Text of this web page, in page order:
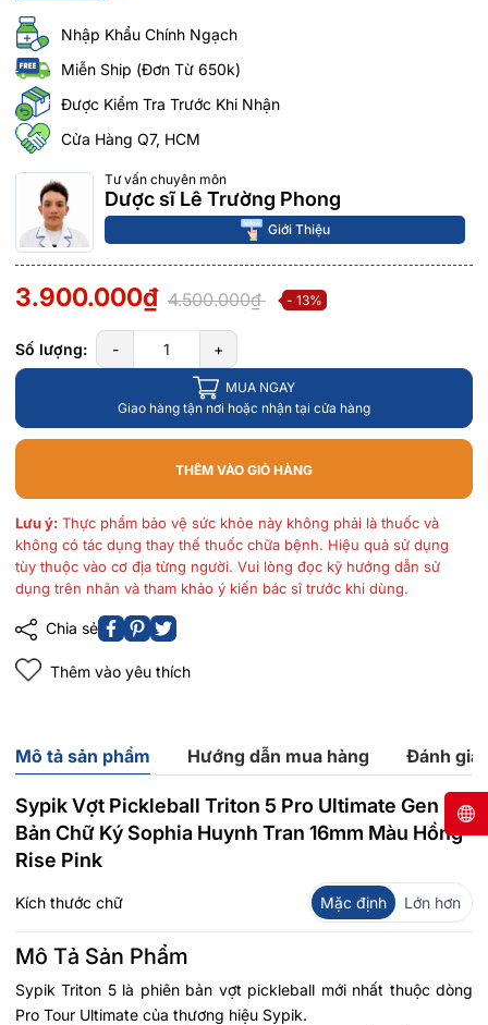
Nhập Khẩu Chính Ngạch
Miễn Ship (Đơn Từ 650k)
Được Kiểm Tra Trước Khi Nhận
Cửa Hàng Q7, HCM
Tư vấn chuyên môn
Dược sĩ Lê Trường Phong
Giới Thiệu
3.900.000₫ 4.500.000₫ - 13%
Số lượng: - +
MUA NGAY
Giao hàng tận nơi hoặc nhận tại cửa hàng
THÊM VÀO GIỎ HÀNG
Lưu ý: Thực phẩm bảo vệ sức khỏe này không phải là thuốc và
không có tác dụng thay thế thuốc chữa bệnh. Hiệu quả sử dụng
tùy thuộc vào cơ địa từng người. Vui lòng đọc kỹ hướng dẫn sử
dụng trên nhãn và tham khảo ý kiến bác sĩ trước khi dùng.
Chia sẻ
Thêm vào yêu thích
Mô tả sản phẩm Hướng dẫn mua hàng Đánh giá
Sypik Vợt Pickleball Triton 5 Pro Ultimate Gen 5
Bản Chữ Ký Sophia Huynh Tran 16mm Màu Hồng
Rise Pink
Kích thước chữ Mặc định Lớn hơn
Mô Tả Sản Phẩm
Sypik Triton 5 là phiên bản vợt pickleball mới nhất thuộc dòng
Pro Tour Ultimate của thương hiệu Sypik.